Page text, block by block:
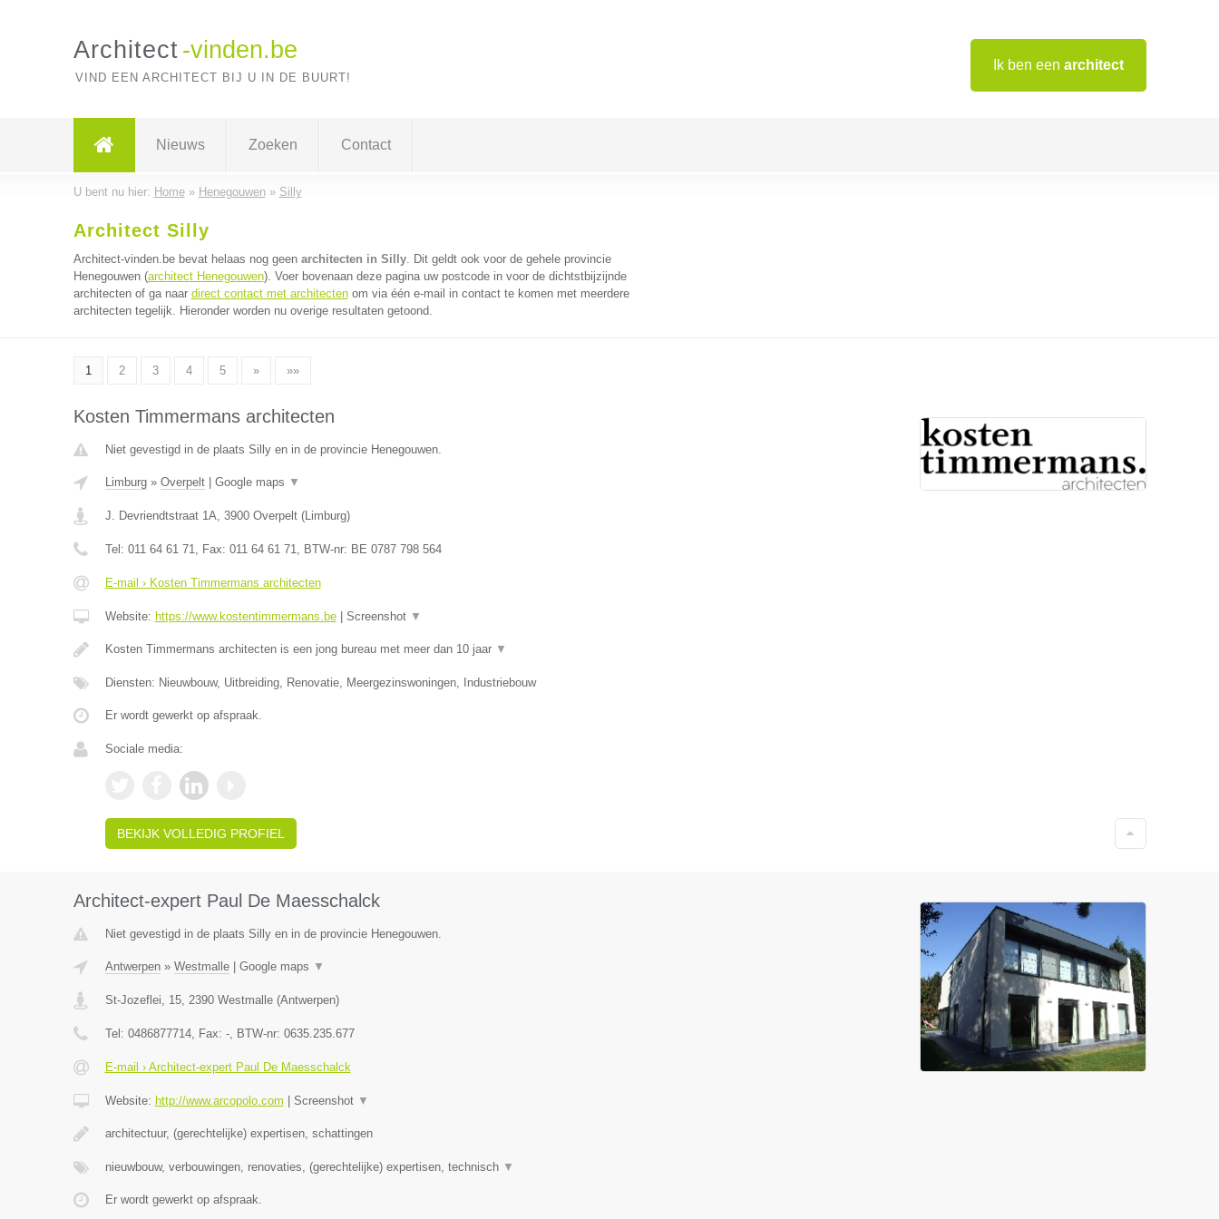
Ik ben een architect
Architect -vinden.be
VIND EEN ARCHITECT BIJ U IN DE BUURT!
Nieuws Zoeken Contact
U bent nu hier: Home» Henegouwen» Silly
Architect Silly
Architect-vinden.be bevat helaas nog geen architecten in Silly. Dit geldt ook voor de gehele provincie
Henegouwen (architect Henegouwen). Voer bovenaan deze pagina uw postcode in voor de dichtstbijzijnde
architecten of ga naar direct contact met architectenom via één e-mail in contact te komen met meerdere
architecten tegelijk. Hieronder worden nu overige resultaten getoond.
1 2 3 4 5 » »»
Kosten Timmermans architecten
Niet gevestigd in de plaats Silly en in de provincie Henegouwen.
Limburg» Overpelt| Google maps ▼
J. Devriendtstraat 1A, 3900 Overpelt(Limburg)
Tel: 011 64 61 71, Fax: 011 64 61 71, BTW-nr: BE 0787 798 564
E-mail › Kosten Timmermans architecten
Website: https://www.kostentimmermans.be| Screenshot ▼
Kosten Timmermans architecten is een jong bureau met meer dan 10 jaar ▼
Diensten: Nieuwbouw, Uitbreiding, Renovatie, Meergezinswoningen, Industriebouw
Er wordt gewerkt op afspraak.
Sociale media:
BEKIJK VOLLEDIG PROFIEL
Architect-expert Paul De Maesschalck
Niet gevestigd in de plaats Silly en in de provincie Henegouwen.
Antwerpen» Westmalle| Google maps ▼
St-Jozeflei, 15, 2390 Westmalle(Antwerpen)
Tel: 0486877714, Fax: -, BTW-nr: 0635.235.677
E-mail › Architect-expert Paul De Maesschalck
Website: http://www.arcopolo.com Screenshot ▼
architectuur, (gerechtelijke) expertisen, schattingen
nieuwbouw, verbouwingen, renovaties, (gerechtelijke) expertisen, technisch ▼
Er wordt gewerkt op afspraak.